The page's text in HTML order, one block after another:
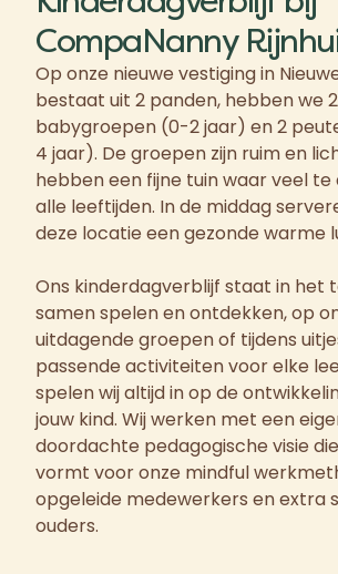
CompaNanny
Op onze nieuwe vestiging in
bestaat uit 2 panden, hebben we 2
babygroepen (0-2 jaar) en 2
4 jaar). De groepen zijn ruim en
hebben een fijne tuin waar veel te
alle leeftijden. In de middag
deze locatie een gezonde warme
Ons kinderdagverblijf staat in het
samen spelen en ontdekken, op
uitdagende groepen of tijdens
passende activiteiten voor elke
spelen wij altijd in op de
jouw kind. Wij werken met een
doordachte pedagogische visie
vormt voor onze mindful
opgeleide medewerkers en extra
ouders.